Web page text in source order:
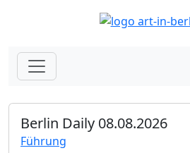
Berlin Daily 08.08.2026
Führung